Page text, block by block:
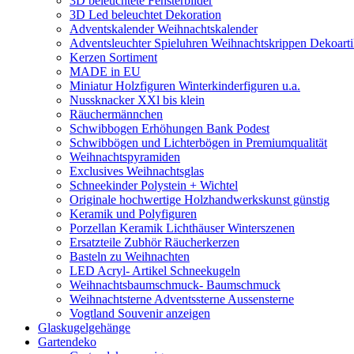
3D Led beleuchtet Dekoration
Adventskalender Weihnachtskalender
Adventsleuchter Spieluhren Weihnachtskrippen
Kerzen Sortiment
MADE in EU
Miniatur Holzfiguren Winterkinderfiguren u.a.
Nussknacker XXl bis klein
Räuchermännchen
Schwibbogen Erhöhungen Bank Podest
Schwibbögen und Lichterbögen in Premiumqualität
Weihnachtspyramiden
Exclusives Weihnachtsglas
Schneekinder Polystein + Wichtel
Originale hochwertige Holzhandwerkskunst günstig
Keramik und Polyfiguren
Porzellan Keramik Lichthäuser Winterszenen
Ersatzteile Zubhör Räucherkerzen
Basteln zu Weihnachten
LED Acryl- Artikel Schneekugeln
Weihnachtsbaumschmuck- Baumschmuck
Weihnachtsterne Adventssterne Aussensterne
Vogtland Souvenir anzeigen
Glaskugelgehänge
Gartendeko